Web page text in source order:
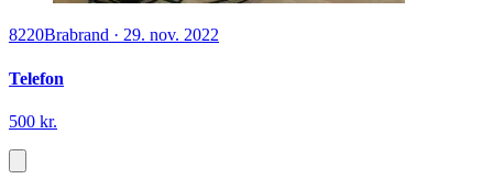
8220Brabrand · 29. nov. 2022
Telefon
500 kr.